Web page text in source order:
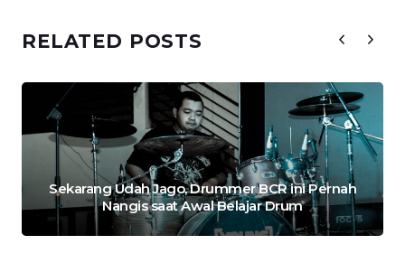
RELATED POSTS
Sekarang Udah Jago, Drummer BCR ini Pernah
Nangis saat Awal Belajar Drum